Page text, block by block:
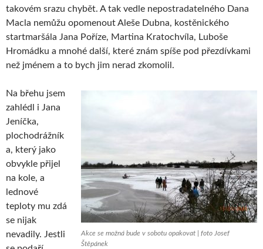
takovém srazu chybět. A tak vedle nepostradatelného Dana
Macla nemůžu opomenout Aleše Dubna, kostěnického
startmaršála Jana Poříze, Martina Kratochvíla, Luboše
Hromádku a mnohé další, které znám spíše pod přezdívkami
než jménem a to bych jim nerad zkomolil.
Akce se možná bude v sobotu opakovat | foto Josef
Štěpánek
Na břehu jsem
zahlédl i Jana
Jeníčka,
plochodrážník
a, který jako
obvykle přijel
na kole, a
lednové
teploty mu zdá
se nijak
nevadily. Jestli